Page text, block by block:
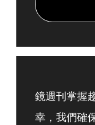
鏡週刊掌握
幸，我們確